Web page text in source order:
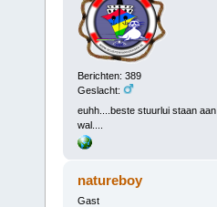
Berichten: 389
Geslacht:
euhh....beste stuurlui staan aan
wal....
natureboy
Gast